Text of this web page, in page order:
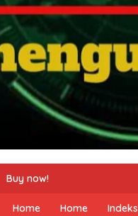
Buy now!
Home Home Indeks